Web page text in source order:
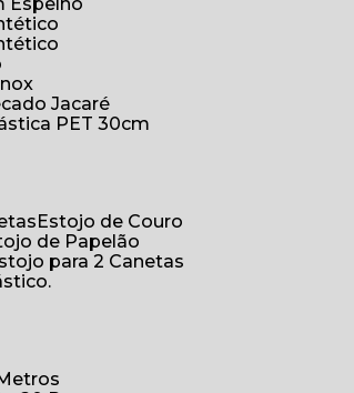
Jacaré
PET 30cm
Estojo de Couro
de Papelão
Estojo para 2 Canetas